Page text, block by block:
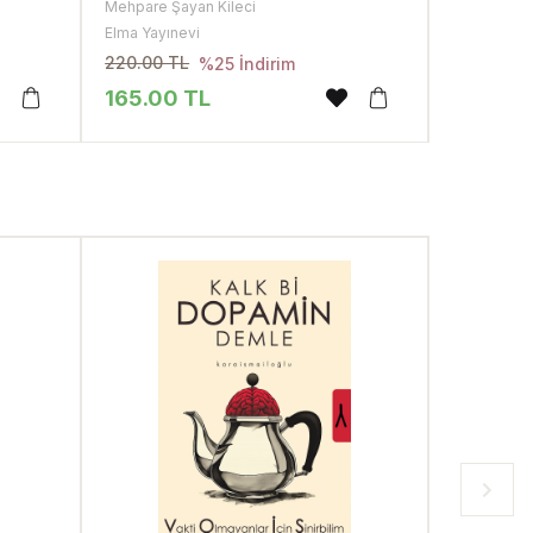
Mehpare Şayan Kileci
Elma Yayınevi
220.00 TL %25 İndirim
165.00 TL